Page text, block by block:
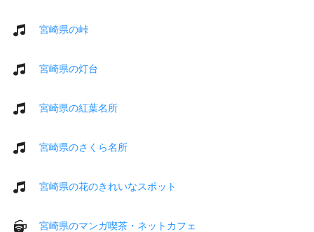
宮崎県の峠
宮崎県の灯台
宮崎県の紅葉名所
宮崎県のさくら名所
宮崎県の花のきれいなスポット
宮崎県のマンガ喫茶・ネットカフェ